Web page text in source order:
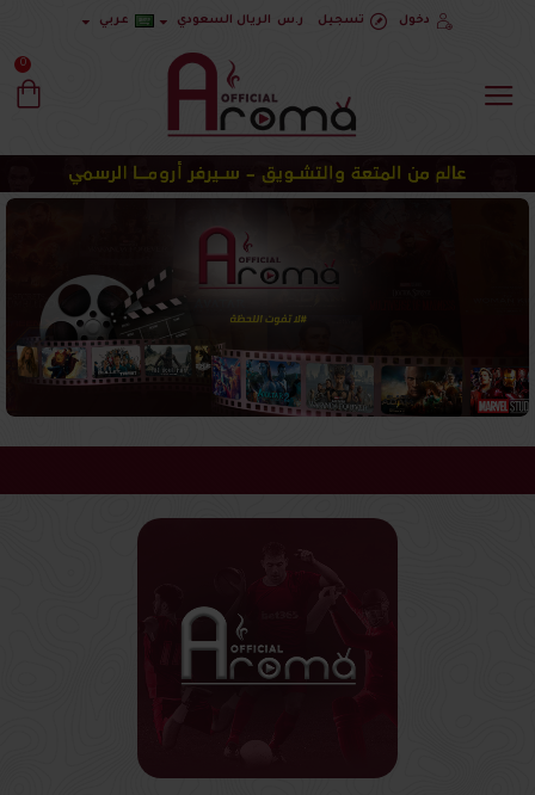
دخول تسجيل ر.س الريال السعودي عربي
0